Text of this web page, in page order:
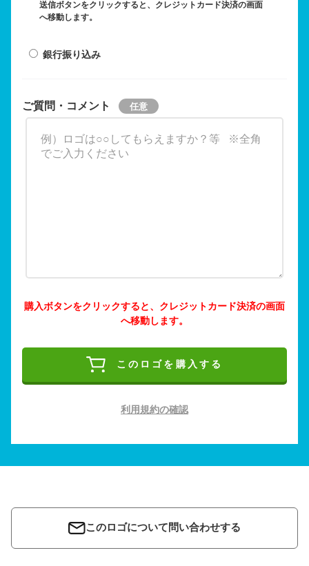
送信ボタンをクリックすると、クレジットカード決済の画面
へ移動します。
銀行振り込み
ご質問・コメント
購入ボタンをクリックすると、クレジットカード決済の画面
へ移動します。
このロゴを購入する
利用規約の確認
このロゴについて問い合わせする